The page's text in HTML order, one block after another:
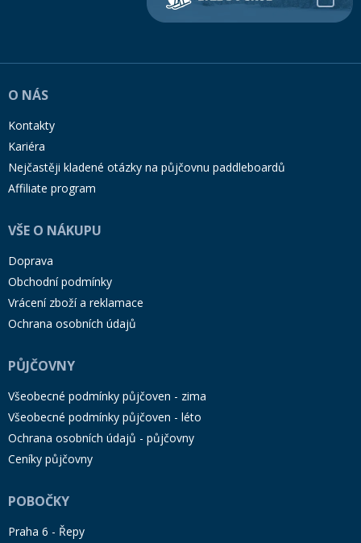
O NÁS
Kontakty
Kariéra
Nejčastěji kladené otázky na půjčovnu paddleboardů
Affiliate program
VŠE O NÁKUPU
Doprava
Obchodní podmínky
Vrácení zboží a reklamace
Ochrana osobních údajů
PŮJČOVNY
Všeobecné podmínky půjčoven - zima
Všeobecné podmínky půjčoven - léto
Ochrana osobních údajů - půjčovny
Ceníky půjčovny
POBOČKY
Praha 6 - Řepy